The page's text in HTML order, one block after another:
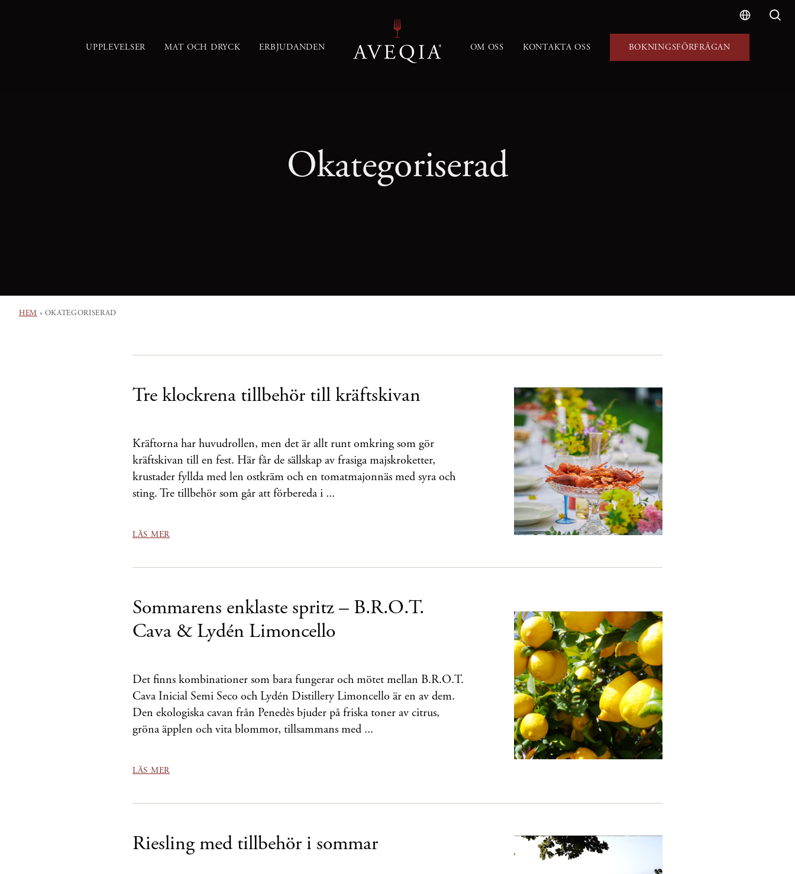
UPPLEVELSER MAT OCH DRYCK ERBJUDANDEN OM OSS KONTAKTA OSS BOKNINGSFÖRFRÅGAN
Okategoriserad
HEM » OKATEGORISERAD
Tre klockrena tillbehör till kräftskivan
Kräftorna har huvudrollen, men det är allt runt omkring som gör
kräftskivan till en fest. Här får de sällskap av frasiga majskroketter,
krustader fyllda med len ostkräm och en tomatmajonnäs med syra och
sting. Tre tillbehör som går att förbereda i ...
LÄS MER
Sommarens enklaste spritz – B.R.O.T.
Cava & Lydén Limoncello
Det finns kombinationer som bara fungerar och mötet mellan B.R.O.T.
Cava Inicial Semi Seco och Lydén Distillery Limoncello är en av dem.
Den ekologiska cavan från Penedès bjuder på friska toner av citrus,
gröna äpplen och vita blommor, tillsammans med ...
LÄS MER
Riesling med tillbehör i sommar